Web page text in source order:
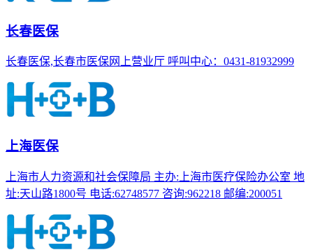
长春医保
长春医保,长春市医保网上营业厅 呼叫中心：0431-81932999
上海医保
上海市人力资源和社会保障局 主办:上海市医疗保险办公室 地
址:天山路1800号 电话:62748577 咨询:962218 邮编:200051